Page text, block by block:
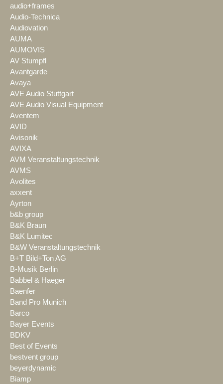
audio+frames
Audio-Technica
Audiovation
AUMA
AUMOVIS
AV Stumpfl
Avantgarde
Avaya
AVE Audio Stuttgart
AVE Audio Visual Equipment
Aventem
AVID
Avisonik
AVIXA
AVM Veranstaltungstechnik
AVMS
Avolites
axxent
Ayrton
b&b group
B&K Braun
B&K Lumitec
B&W Veranstaltungstechnik
B+T Bild+Ton AG
B-Musik Berlin
Babbel & Haeger
Baenfer
Band Pro Munich
Barco
Bayer Events
BDKV
Best of Events
bestvent group
beyerdynamic
Biamp